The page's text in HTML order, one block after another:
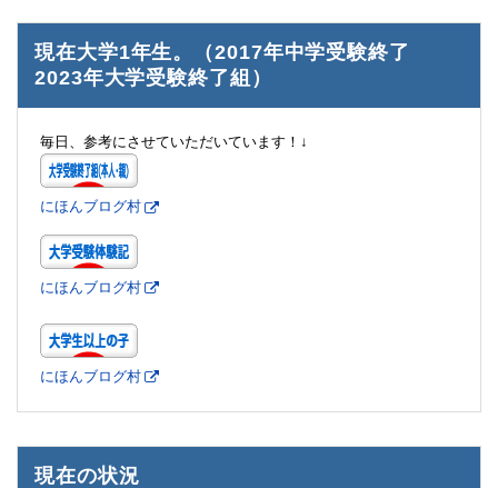
現在大学1年生。（2017年中学受験終了
2023年大学受験終了組）
毎日、参考にさせていただいています！↓
にほんブログ村
にほんブログ村
にほんブログ村
現在の状況